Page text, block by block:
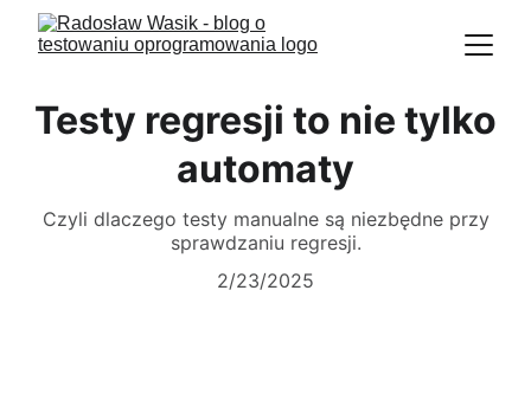
Testy regresji to nie tylko
automaty
Czyli dlaczego testy manualne są niezbędne przy
sprawdzaniu regresji.
2/23/2025